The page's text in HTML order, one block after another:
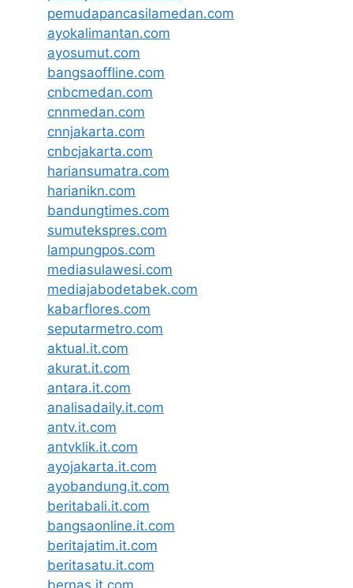
pemudapancasilamedan.com
ayokalimantan.com
ayosumut.com
bangsaoffline.com
cnbcmedan.com
cnnmedan.com
cnnjakarta.com
cnbcjakarta.com
hariansumatra.com
harianikn.com
bandungtimes.com
sumutekspres.com
lampungpos.com
mediasulawesi.com
mediajabodetabek.com
kabarflores.com
seputarmetro.com
aktual.it.com
akurat.it.com
antara.it.com
analisadaily.it.com
antv.it.com
antvklik.it.com
ayojakarta.it.com
ayobandung.it.com
beritabali.it.com
bangsaonline.it.com
beritajatim.it.com
beritasatu.it.com
bernas.it.com